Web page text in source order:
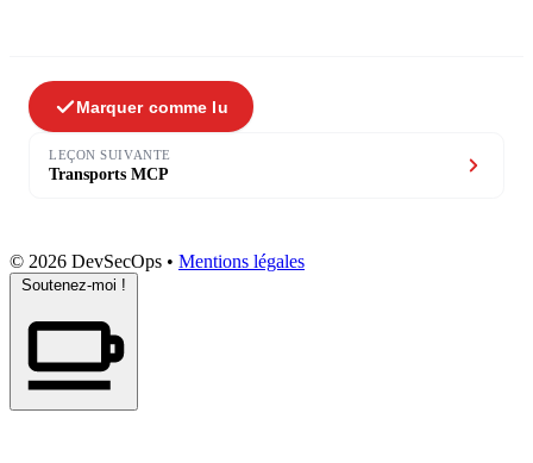
Marquer comme lu
LEÇON SUIVANTE
Transports MCP
© 2026 DevSecOps • Mentions légales
Soutenez-moi !